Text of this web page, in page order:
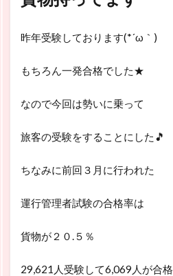
昨年受験しております(*´ω｀)
もちろん一発合格でした★
なので今回は勢いに乗って
旅客の受験をすることにした🎵
ちなみに前回３月に行われた
運行管理者試験の合格率は
貨物が２０.５％
29,621人受験して6,069人が合格